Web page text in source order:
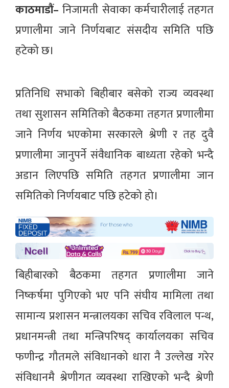
काठमाडौं– निजामती सेवाका कर्मचारीलाई तहगत
प्रणालीमा जाने निर्णयबाट संसदीय समिति पछि
हटेको छ।
प्रतिनिधि सभाको बिहीबार बसेको राज्य व्यवस्था
तथा सुशासन समितिको बैठकमा तहगत प्रणालीमा
जाने निर्णय भएकोमा सरकारले श्रेणी र तह दुवै
प्रणालीमा जानुपर्ने संवैधानिक बाध्यता रहेको भन्दै
अडान लिएपछि समिति तहगत प्रणालीमा जान
समितिको निर्णयबाट पछि हटेको हो।
बिहीबारको बैठकमा तहगत प्रणालीमा जाने
निष्कर्षमा पुगिएको भए पनि संघीय मामिला तथा
सामान्य प्रशासन मन्त्रालयका सचिव रविलाल पन्थ,
प्रधानमन्त्री तथा मन्त्रिपरिषद् कार्यालयका सचिव
फणीन्द्र गौतमले संविधानको धारा नै उल्लेख गरेर
संविधानमै श्रेणीगत व्यवस्था राखिएको भन्दै श्रेणी